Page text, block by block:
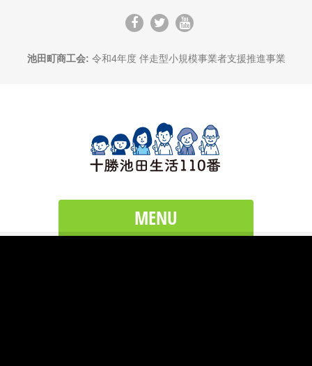
池田町商工会: 令和4年度 伴走型小規模事業者支援推進事業
MENU